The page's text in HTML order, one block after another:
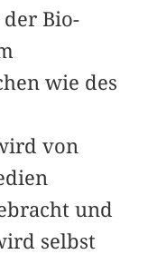
Bio-
wie des
von
und
selbst